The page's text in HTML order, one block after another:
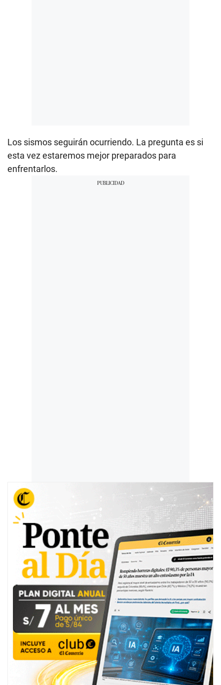
Los sismos seguirán ocurriendo. La pregunta es si
esta vez estaremos mejor preparados para
enfrentarlos.